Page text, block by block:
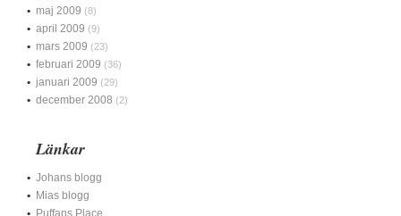
maj 2009 (8)
april 2009 (9)
mars 2009 (23)
februari 2009 (36)
januari 2009 (29)
december 2008 (2)
Länkar
Johans blogg
Mias blogg
Puffans Place